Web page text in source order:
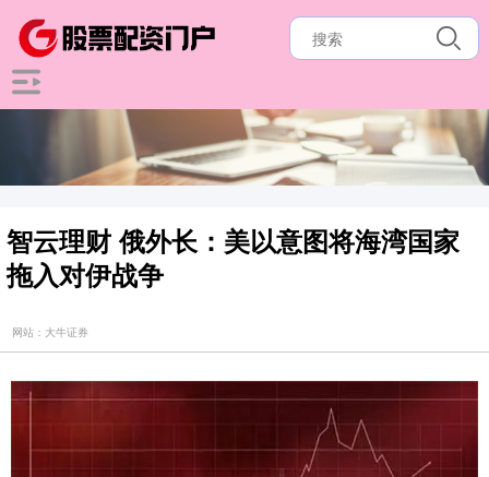
智云理财 俄外长：美以意图将海湾国家
拖入对伊战争
网站：大牛证券